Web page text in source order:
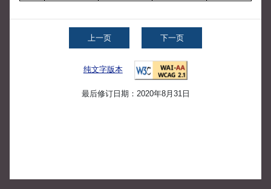
上一页 下一页
纯文字版本
最后修订日期：2020年8月31日